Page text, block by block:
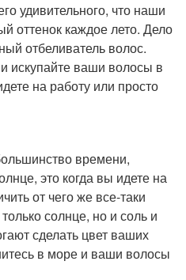
удивительного, что наши
оттенок каждое лето. Дело
отбеливатель волос.
искупайте ваши волосы в
на работу или просто
времени,
это когда вы идете на
от чего же все-таки
солнце, но и соль и
сделать цвет ваших
в море и ваши волосы